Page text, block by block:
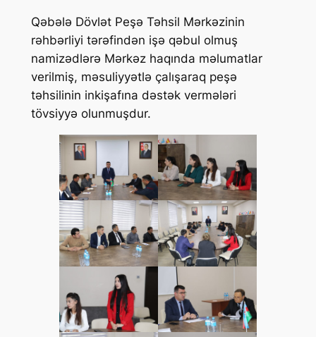
Qəbələ Dövlət Peşə Təhsil Mərkəzinin
rəhbərliyi tərəfindən işə qəbul olmuş
namizədlərə Mərkəz haqında məlumatlar
verilmiş, məsuliyyətlə çalışaraq peşə
təhsilinin inkişafına dəstək vermələri
tövsiyyə olunmuşdur.